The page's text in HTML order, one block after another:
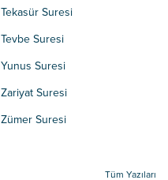
Tekasür Suresi
Tevbe Suresi
Yunus Suresi
Zariyat Suresi
Zümer Suresi
Tüm Yazıları